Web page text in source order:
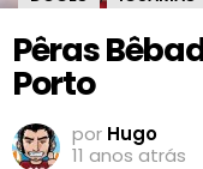
Pêras
Porto
por Hugo
11 anos atrás